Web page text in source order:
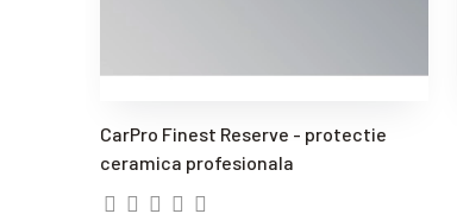
CarPro Finest Reserve - protectie
ceramica profesionala